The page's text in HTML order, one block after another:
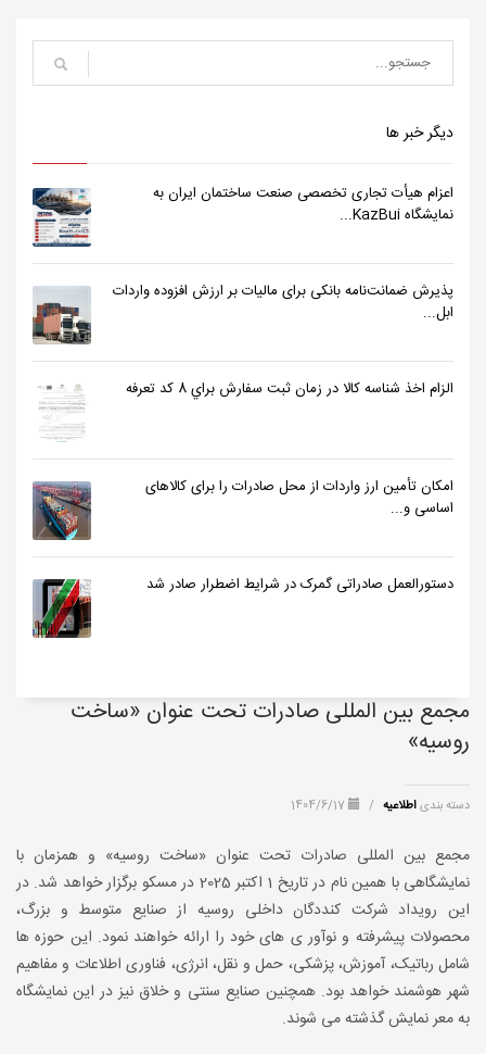
دیگر خبر ها
اعزام هیأت تجاری تخصصی صنعت ساختمان ایران به
نمایشگاه KazBui...
پذیرش ضمانت‌نامه بانکی برای مالیات بر ارزش افزوده واردات
ابل...
الزام اخذ شناسه كالا در زمان ثبت سفارش براي 8 كد تعرفه
امکان تأمین ارز واردات از محل صادرات را برای کالاهای
اساسی و...
دستورالعمل صادراتی گمرک در شرایط اضطرار صادر شد
مجمع بین المللی صادرات تحت عنوان «ساخت
روسیه»
دسته بندیاطلاعیه /
مجمع بین المللی صادرات تحت عنوان «ساخت روسیه» و همزمان با
نمایشگاهی با همین نام در تاریخ 1 اکتبر 2025 در مسکو برگزار خواهد شد. در
این رویداد شرکت کنددگان داخلی روسیه از صنایع متوسط و بزرگ،
محصولات پیشرفته و نوآور ی های خود را ارائه خواهند نمود. این حوزه ها
شامل رباتیک، آموزش، پزشکی، حمل و نقل، انرژی، فناوری اطلاعات و مفاهیم
شهر هوشمند خواهد بود. همچنین صنایع سنتی و خلاق نیز در این نمایشگاه
به معر نمایش گذشته می شوند.